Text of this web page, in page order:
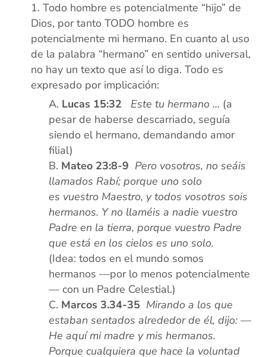
Todo hombre es potencialmente “hijo” de
Dios, por tanto TODO hombre es
potencialmente mi hermano. En cuanto al uso
de la palabra “hermano” en sentido universal,
no hay un texto que así lo diga. Todo es
expresado por implicación:
Lucas 15:32
Este tu hermano … (a
pesar de haberse descarriado, seguía
siendo el hermano, demandando amor
filial)
Mateo 23:8-9 Pero vosotros, no seáis
llamados Rabí; porque uno solo
es vuestro Maestro, y todos vosotros sois
hermanos. Y no llaméis a nadie vuestro
Padre en la tierra, porque vuestro Padre
que está en los cielos es uno solo.
(Idea: todos en el mundo somos
hermanos —por lo menos potencialmente
— con un Padre Celestial.)
Marcos 3.34-35 Mirando a los que
estaban sentados alrededor de él, dijo: —
He aquí mi madre y mis hermanos.
Porque cualquiera que hace la voluntad